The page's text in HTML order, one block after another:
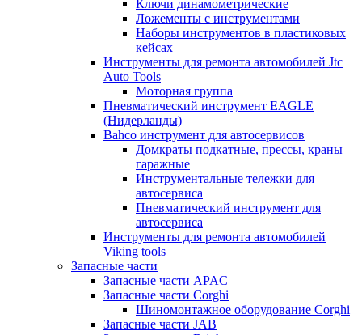
Ключи динамометрические
Ложементы с инструментами
Наборы инструментов в пластиковых
кейсах
Инструменты для ремонта автомобилей Jtc
Auto Tools
Моторная группа
Пневматический инструмент EAGLE
(Нидерланды)
Bahco инструмент для автосервисов
Домкраты подкатные, прессы, краны
гаражные
Инструментальные тележки для
автосервиса
Пневматический инструмент для
автосервиса
Инструменты для ремонта автомобилей
Viking tools
Запасные части
Запасные части APAC
Запасные части Corghi
Шиномонтажное оборудование Corghi
Запасные части JAB